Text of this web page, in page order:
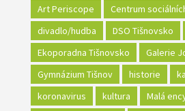
Art Periscope
Centrum
divadlo/hudba
DSO Tišnovsko
Ekoporadna Tišnovsko
Galerie
Gymnázium Tišnov
historie
koronavirus
kultura
Malá